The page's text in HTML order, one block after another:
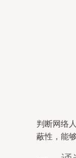
判断网络
蔽性，能